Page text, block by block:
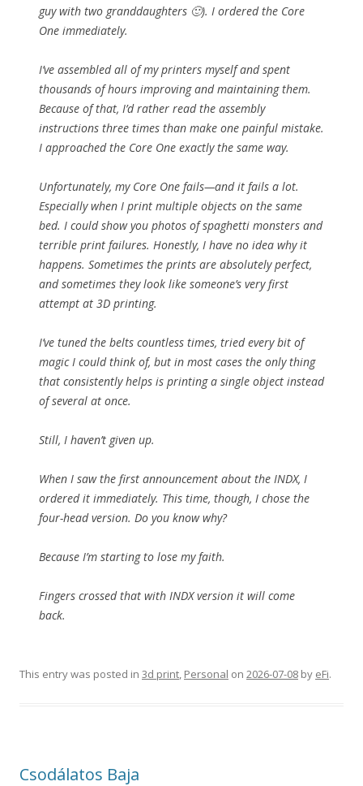
guy with two granddaughters 🙂). I ordered the Core
One immediately.
I’ve assembled all of my printers myself and spent
thousands of hours improving and maintaining them.
Because of that, I’d rather read the assembly
instructions three times than make one painful mistake.
I approached the Core One exactly the same way.
Unfortunately, my Core One fails—and it fails a lot.
Especially when I print multiple objects on the same
bed. I could show you photos of spaghetti monsters and
terrible print failures. Honestly, I have no idea why it
happens. Sometimes the prints are absolutely perfect,
and sometimes they look like someone’s very first
attempt at 3D printing.
I’ve tuned the belts countless times, tried every bit of
magic I could think of, but in most cases the only thing
that consistently helps is printing a single object instead
of several at once.
Still, I haven’t given up.
When I saw the first announcement about the INDX, I
ordered it immediately. This time, though, I chose the
four-head version. Do you know why?
Because I’m starting to lose my faith.
Fingers crossed that with INDX version it will come
back.
This entry was posted in 3d print, Personal on 2026-07-08 by eFi.
Csodálatos Baja